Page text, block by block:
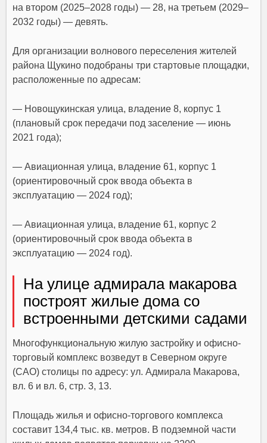
на втором (2025–2028 годы) — 28, на третьем (2029–
2032 годы) — девять.
Для организации волнового переселения жителей
района Щукино подобраны три стартовые площадки,
расположенные по адресам:
— Новощукинская улица, владение 8, корпус 1
(плановый срок передачи под заселение — июнь
2021 года);
— Авиационная улица, владение 61, корпус 1
(ориентировочный срок ввода объекта в
эксплуатацию — 2024 год);
— Авиационная улица, владение 61, корпус 2
(ориентировочный срок ввода объекта в
эксплуатацию — 2024 год).
На улице адмирала макарова
построят жилые дома со
встроенными детскими садами
Многофункциональную жилую застройку и офисно-
торговый комплекс возведут в Северном округе
(САО) столицы по адресу: ул. Адмирала Макарова,
вл. 6 и вл. 6, стр. 3, 13.
Площадь жилья и офисно-торгового комплекса
составит 134,4 тыс. кв. метров. В подземной части